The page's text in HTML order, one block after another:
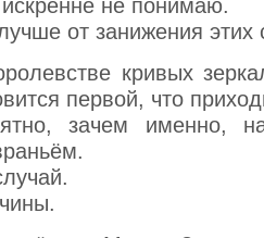
не понимаю.
от занижения
кривых
первой, что
зачем именно,